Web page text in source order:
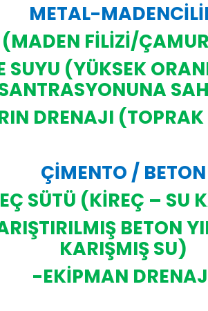
METAL-
FİLİZİ/
SUYU (YÜKSEK
DRENAJI
ÇİMENTO / BETON
SÜTÜ (KİREÇ – SU
BETON
KARIŞMIŞ SU)
-EKİPMAN